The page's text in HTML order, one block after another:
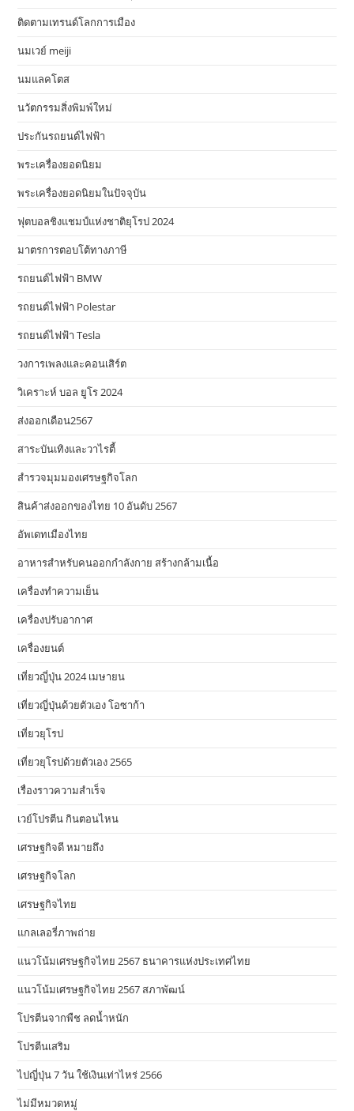
ติดตามเทรนด์โลกการเมือง
นมเวย์ meiji
นมแลคโตส
นวัตกรรมสิ่งพิมพ์ใหม่
ประกันรถยนต์ไฟฟ้า
พระเครื่องยอดนิยม
พระเครื่องยอดนิยมในปัจจุบัน
ฟุตบอลชิงแชมป์แห่งชาติยุโรป 2024
มาตรการตอบโต้ทางภาษี
รถยนต์ไฟฟ้า BMW
รถยนต์ไฟฟ้า Polestar
รถยนต์ไฟฟ้า Tesla
วงการเพลงและคอนเสิร์ต
วิเคราะห์ บอล ยูโร 2024
ส่งออกเดือน2567
สาระบันเทิงและวาไรตี้
สำรวจมุมมองเศรษฐกิจโลก
สินค้าส่งออกของไทย 10 อันดับ 2567
อัพเดทเมืองไทย
อาหารสําหรับคนออกกําลังกาย สร้างกล้ามเนื้อ
เครื่องทำความเย็น
เครื่องปรับอากาศ
เครื่องยนต์
เที่ยวญี่ปุ่น 2024 เมษายน
เที่ยวญี่ปุ่นด้วยตัวเอง โอซาก้า
เที่ยวยุโรป
เที่ยวยุโรปด้วยตัวเอง 2565
เรื่องราวความสำเร็จ
เวย์โปรตีน กินตอนไหน
เศรษฐกิจดี หมายถึง
เศรษฐกิจโลก
เศรษฐกิจไทย
แกลเลอรี่ภาพถ่าย
แนวโน้มเศรษฐกิจไทย 2567 ธนาคารแห่งประเทศไทย
แนวโน้มเศรษฐกิจไทย 2567 สภาพัฒน์
โปรตีนจากพืช ลดน้ำหนัก
โปรตีนเสริม
ไปญี่ปุ่น 7 วัน ใช้เงินเท่าไหร่ 2566
ไม่มีหมวดหมู่